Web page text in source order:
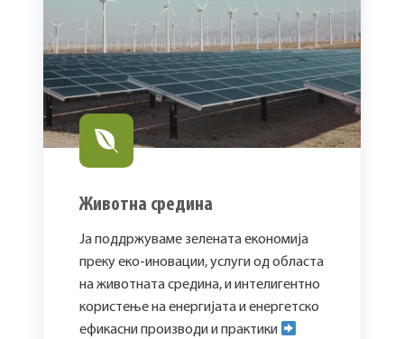
Животна средина
Ја поддржуваме зелената економија
преку еко-иновации, услуги од областа
на животната средина, и интелигентно
користење на енергијата и енергетско
ефикасни производи и практики